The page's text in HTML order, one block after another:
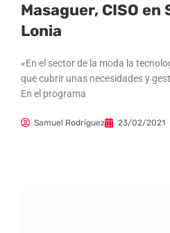
Masaguer, CISO en
Lonia
«En el sector de la moda la
que cubrir unas necesidades y
En el programa
Samuel Rodríguez 23/02/2021